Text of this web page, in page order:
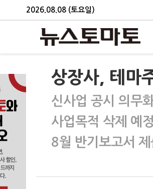
2026.08.08 (토요일)
상장사, 테마
신사업 공시 의무
사업목적 삭제 예
8월 반기보고서